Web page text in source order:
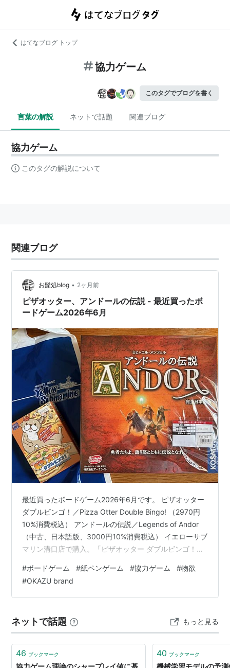
はてなブログ トップ
協力ゲーム
このタグでブログを書く
言葉の解説 ネットで話題 関連ブログ
協力ゲーム
このタグの解説について
関連ブログ
お髭処blog • 2ヶ月前
ピザオッター、アンドールの伝説 - 最近買ったボ
ードゲーム2026年6月
最近買ったボードゲーム2026年6月です。 ピザオッター
ダブルビンゴ！／Pizza Otter Double Bingo! （2970円
10%消費税込） アンドールの伝説／Legends of Andor
（中古、日本語版、3000円10%消費税込） イエローサブ
マリン溝口店で購入。「ピザオッター ダブルビンゴ！」
新作のため購入。「すしオッター」の続編っぽい。「ア
ンドールの伝説」は、2012年のボードゲームです。世間
の評判も高く、気になるゲームだったのですが、未所
のでつい購入。 こ…
#ボードゲーム #紙ペンゲーム #協力ゲーム #物欲
#OKAZU brand
ネットで話題 もっと見る
46 ブックマーク 40 ブックマーク